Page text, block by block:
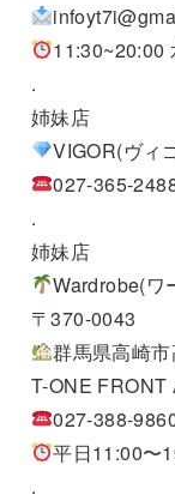
11:30~20:00
.
姉妹店
VIGOR(ヴィ
027-365-
.
姉妹店
Wardrobe(ワ
〒370-0043
群馬県高崎
T-ONE FRONT
027-388-
平日11:00〜
.